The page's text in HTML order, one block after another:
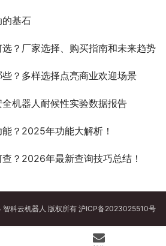
基石
？厂家选择、购买指南和未来趋势
？多样选择点亮商业欢迎场景
机器人耐候性实验数据报告
？2025年功能大解析！
？2026年最新查询技巧总结！
科云机器人 版权所有 沪ICP备2023025510号